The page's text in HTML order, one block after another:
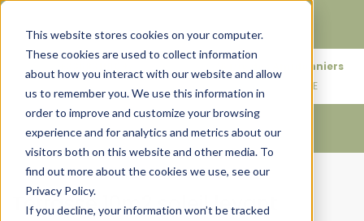
This website stores cookies on your computer.
These cookies are used to collect information
about how you interact with our website and allow
us to remember you. We use this information in
order to improve and customize your browsing
experience and for analytics and metrics about our
visitors both on this website and other media. To
find out more about the cookies we use, see our
Privacy Policy.
If you decline, your information won’t be tracked
patrimoine.
76 rue des Amidonniers
31000 TOULOUSE
Accueil Terrasse 10m2 soleil levant
Terrasse 10m2 soleil levant